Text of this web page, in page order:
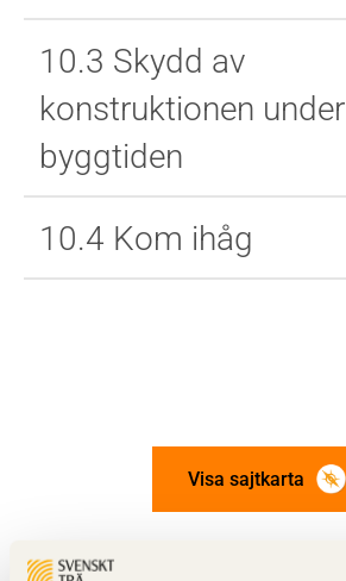
10.3 Skydd av
konstruktionen under
byggtiden
10.4 Kom ihåg
Visa sajtkarta